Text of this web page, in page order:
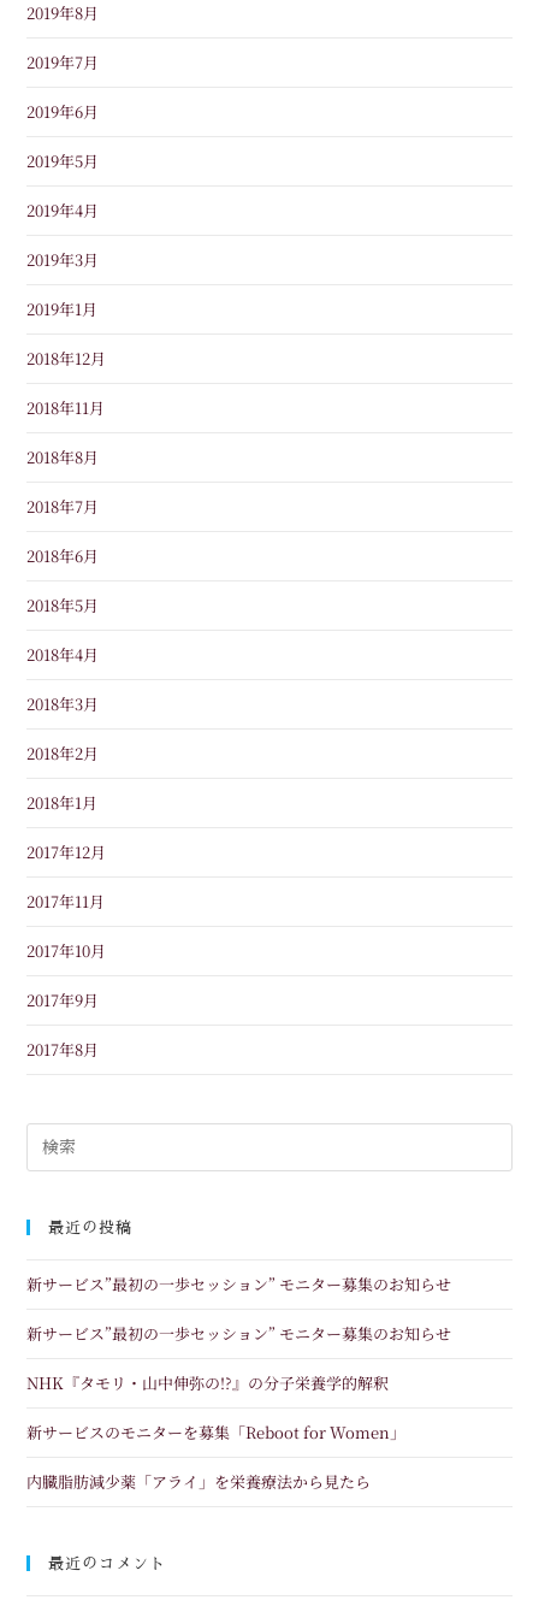
2019年8月
2019年7月
2019年6月
2019年5月
2019年4月
2019年3月
2019年1月
2018年12月
2018年11月
2018年8月
2018年7月
2018年6月
2018年5月
2018年4月
2018年3月
2018年2月
2018年1月
2017年12月
2017年11月
2017年10月
2017年9月
2017年8月
最近の投稿
新サービス”最初の一歩セッション” モニター募集のお知らせ
新サービス”最初の一歩セッション” モニター募集のお知らせ
NHK『タモリ・山中伸弥の!?』の分子栄養学的解釈
新サービスのモニターを募集「Reboot for Women」
内臓脂肪減少薬「アライ」を栄養療法から見たら
最近のコメント